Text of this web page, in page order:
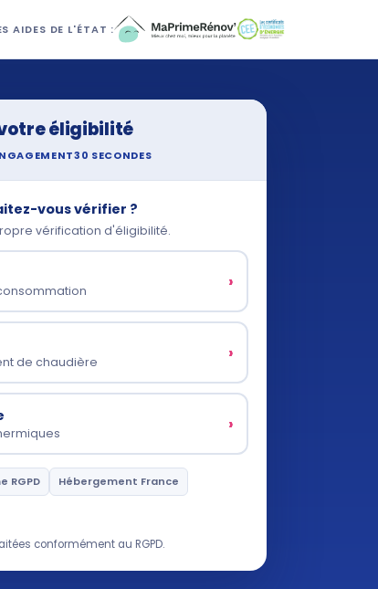
AIDES DE L'ÉTAT :
éligibilité
30 SECONDES
vous vérifier ?
vérification d'éligibilité.
›
de chaudière ›
›
RGPD
Hébergement France
conformément au RGPD.